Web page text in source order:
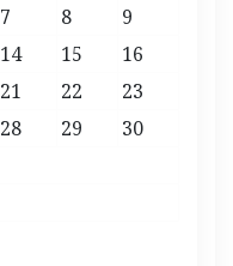
7 8
9
14 15
16
21 22
23
28 29
30